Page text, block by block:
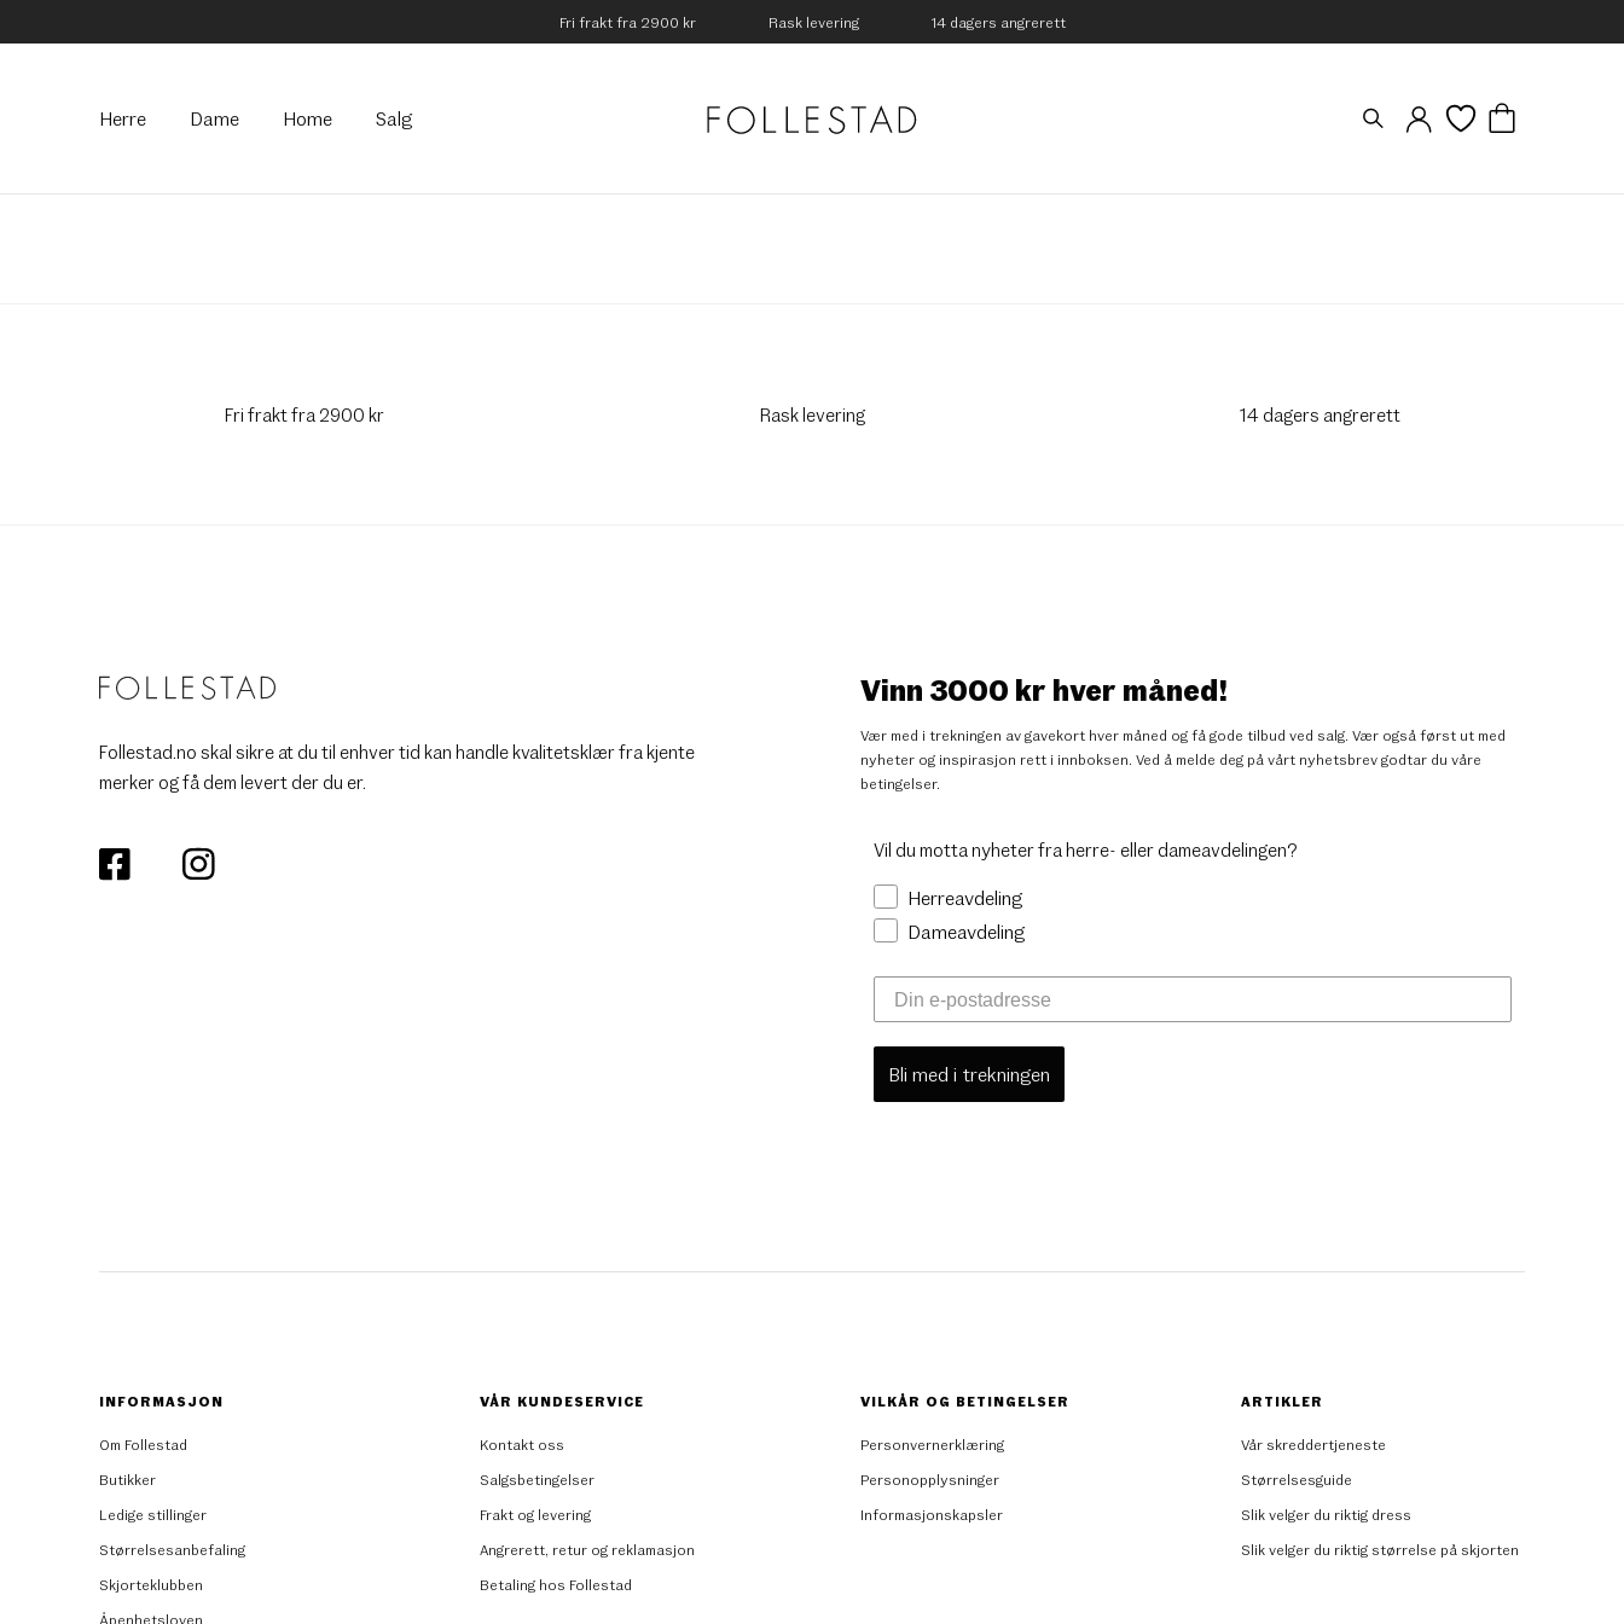
Fri frakt fra 2900 kr Rask levering 14 dagers angrerett
Hovedmeny
Herre Dame Home Salg
Fri frakt fra 2900 kr Rask levering 14 dagers angrerett
Follestad.no skal sikre at du til enhver tid kan handle kvalitetsklær fra kjente
merker og få dem levert der du er.
Vinn 3000 kr hver måned!
Vær med i trekningen av gavekort hver måned og få gode tilbud ved salg. Vær også først ut med
nyheter og inspirasjon rett i innboksen. Ved å melde deg på vårt nyhetsbrev godtar du våre
betingelser.
Vil du motta nyheter fra herre- eller dameavdelingen?
Herreavdeling
Dameavdeling
Bli med i trekningen
INFORMASJON
Om Follestad
Butikker
Ledige stillinger
Størrelsesanbefaling
Skjorteklubben
Åpenhetsloven
VÅR KUNDESERVICE
Kontakt oss
Salgsbetingelser
Frakt og levering
Angrerett, retur og reklamasjon
Betaling hos Follestad
VILKÅR OG BETINGELSER
Personvernerklæring
Personopplysninger
Informasjonskapsler
ARTIKLER
Vår skreddertjeneste
Størrelsesguide
Slik velger du riktig dress
Slik velger du riktig størrelse på skjorten